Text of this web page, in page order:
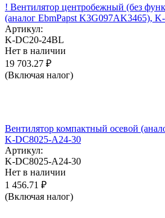
! Вентилятор центробежный (без
(аналог EbmPapst K3G097AK3465),
Артикул:
K-DC20-24BL
Нет в наличии
19 703.27 ₽
(Включая налог)
Вентилятор компактный осевой
K-DC8025-A24-30
Артикул:
K-DC8025-A24-30
Нет в наличии
1 456.71 ₽
(Включая налог)